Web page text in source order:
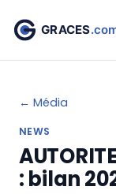
← Média
NEWS
: bilan